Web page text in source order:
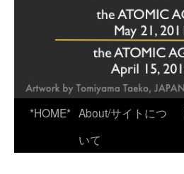
*HOME* About/サイトにつ
いて